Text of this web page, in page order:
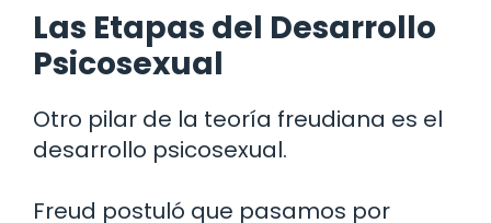
Las Etapas del Desarrollo
Psicosexual
Otro pilar de la teoría freudiana es el
desarrollo psicosexual.
Freud postuló que pasamos por